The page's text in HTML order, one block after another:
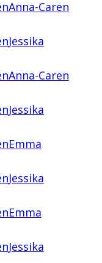
Anna-Caren
Jessika
Anna-Caren
Jessika
Emma
Jessika
Emma
Jessika